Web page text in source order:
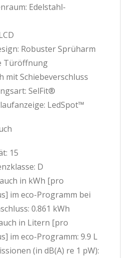
Edelstahl-
Robuster Sprüharm
Türöffnung
mit Schiebeverschluss
SelFit®
LedSpot™
15
D
in kWh [pro
im eco-Programm bei
0.861 kWh
in Litern [pro
im eco-Programm: 9.9 L
(in dB(A) re 1 pW):